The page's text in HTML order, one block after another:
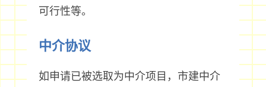
可行性等。
中介协议
如申请已被选取为中介项目，市建中介